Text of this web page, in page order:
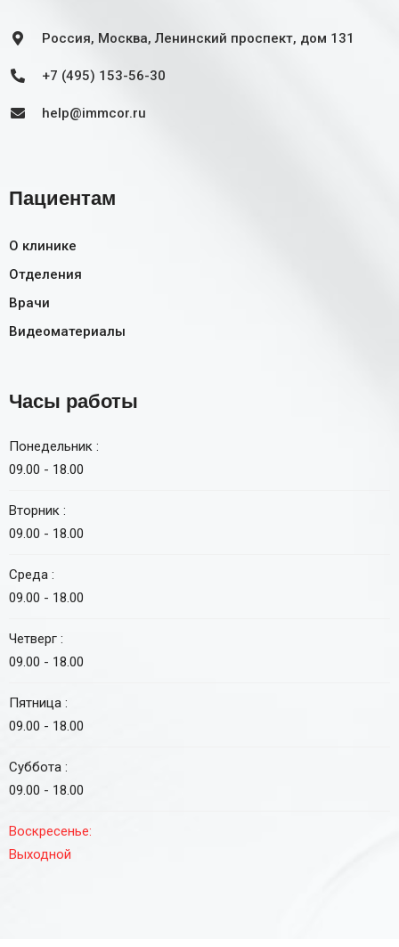
Россия, Москва, Ленинский проспект, дом 131
+7 (495) 153-56-30
help@immcor.ru
Пациентам
О клинике
Отделения
Врачи
Видеоматериалы
Часы работы
Понедельник :
09.00 - 18.00
Вторник :
09.00 - 18.00
Среда :
09.00 - 18.00
Четверг :
09.00 - 18.00
Пятница :
09.00 - 18.00
Суббота :
09.00 - 18.00
Воскресенье:
Выходной